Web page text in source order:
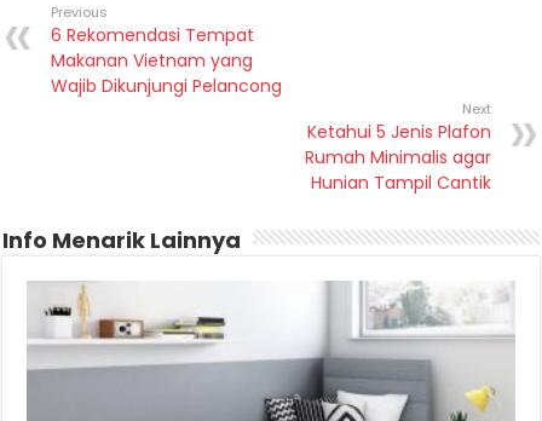
Previous
6 Rekomendasi Tempat
Makanan Vietnam yang
Wajib Dikunjungi Pelancong
Next
Ketahui 5 Jenis Plafon
Rumah Minimalis agar
Hunian Tampil Cantik
Info Menarik Lainnya